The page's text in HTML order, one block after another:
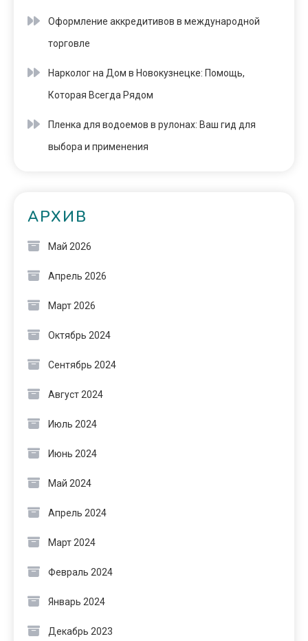
Оформление аккредитивов в международной
торговле
Нарколог на Дом в Новокузнецке: Помощь,
Которая Всегда Рядом
Пленка для водоемов в рулонах: Ваш гид для
выбора и применения
АРХИВ
Май 2026
Апрель 2026
Март 2026
Октябрь 2024
Сентябрь 2024
Август 2024
Июль 2024
Июнь 2024
Май 2024
Апрель 2024
Март 2024
Февраль 2024
Январь 2024
Декабрь 2023